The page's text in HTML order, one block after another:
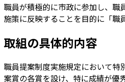
職員が積極的に市政に参加し、職
施策に反映することを目的に「職
取組の具体的内容
職員提案制度実施規定において特
案賞の各賞を設け、特に成績が優